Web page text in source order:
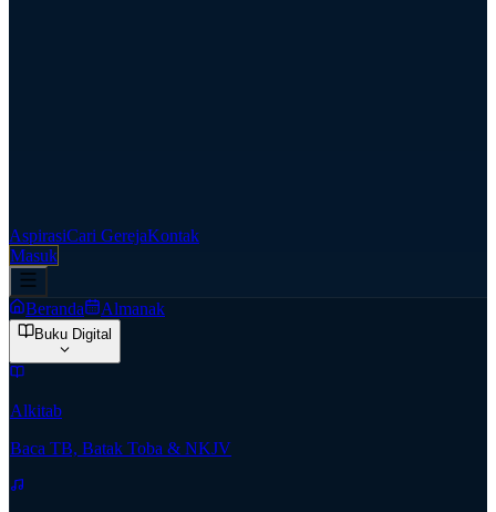
AspirasiCari GerejaKontak
Masuk
Beranda Almanak
Buku Digital
Alkitab
Baca TB, Batak Toba & NKJV